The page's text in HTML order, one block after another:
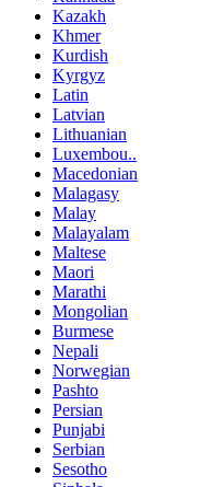
Kazakh
Khmer
Kurdish
Kyrgyz
Latin
Latvian
Lithuanian
Luxembou..
Macedonian
Malagasy
Malay
Malayalam
Maltese
Maori
Marathi
Mongolian
Burmese
Nepali
Norwegian
Pashto
Persian
Punjabi
Serbian
Sesotho